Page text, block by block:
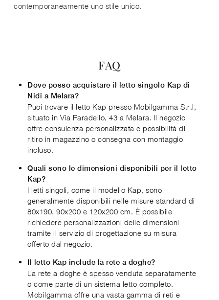
contemporaneamente uno stile unico.
FAQ
Dove posso acquistare il letto singolo Kap di
Nidi a Melara?
Puoi trovare il letto Kap presso Mobilgamma S.r.l,
situato in Via Paradello, 43 a Melara. Il negozio
offre consulenza personalizzata e possibilità di
ritiro in magazzino o consegna con montaggio
incluso.
Quali sono le dimensioni disponibili per il letto
Kap?
I letti singoli, come il modello Kap, sono
generalmente disponibili nelle misure standard di
80x190, 90x200 e 120x200 cm. È possibile
richiedere personalizzazioni delle dimensioni
tramite il servizio di progettazione su misura
offerto dal negozio.
Il letto Kap include la rete a doghe?
La rete a doghe è spesso venduta separatamente
o come parte di un sistema letto completo.
Mobilgamma offre una vasta gamma di reti e